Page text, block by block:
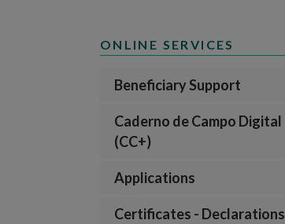
ONLINE SERVICES
Beneficiary Support
Caderno de Campo Digital
(CC+)
Applications
Certificates - Declarations